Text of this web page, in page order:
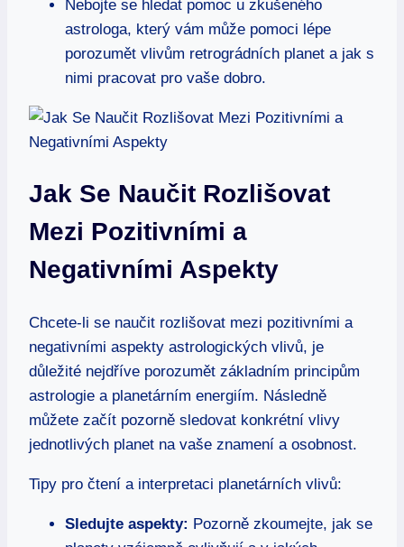
Nebojte se hledat pomoc u zkušeného
astrologa, který vám může pomoci lépe
porozumět vlivům retrográdních planet a jak s
nimi pracovat pro vaše dobro.
Jak Se Naučit Rozlišovat
Mezi Pozitivními a
Negativními Aspekty
Chcete-li se naučit rozlišovat mezi pozitivními a
negativními aspekty astrologických vlivů, je
důležité nejdříve porozumět základním principům
astrologie a planetárním energiím. Následně
můžete začít pozorně sledovat konkrétní vlivy
jednotlivých planet na vaše znamení a osobnost.
Tipy pro čtení a interpretaci planetárních vlivů:
Sledujte aspekty: Pozorně zkoumejte, jak se